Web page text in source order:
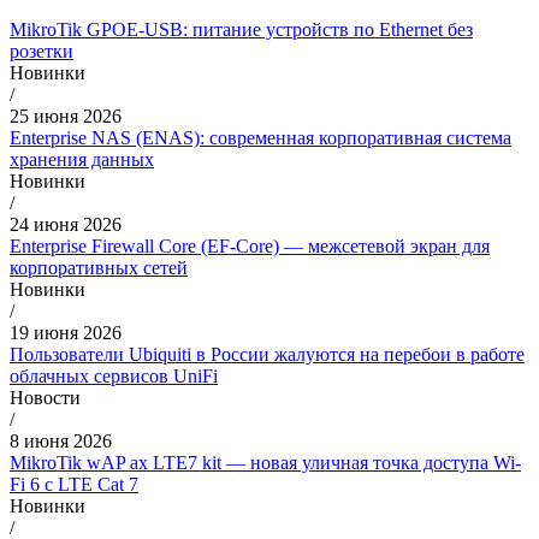
MikroTik GPOE-USB: питание устройств по Ethernet без
розетки
Новинки
/
25 июня 2026
Enterprise NAS (ENAS): современная корпоративная система
хранения данных
Новинки
/
24 июня 2026
Enterprise Firewall Core (EF-Core) — межсетевой экран для
корпоративных сетей
Новинки
/
19 июня 2026
Пользователи Ubiquiti в России жалуются на перебои в работе
облачных сервисов UniFi
Новости
/
8 июня 2026
MikroTik wAP ax LTE7 kit — новая уличная точка доступа Wi-
Fi 6 с LTE Cat 7
Новинки
/